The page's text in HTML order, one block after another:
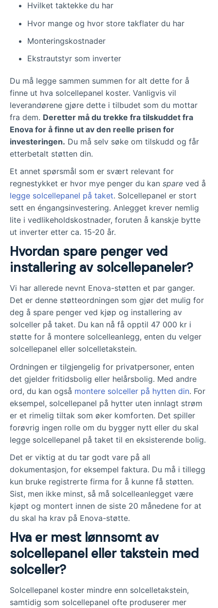
Hvilket taktekke du har
Hvor mange og hvor store takflater du har
Monteringskostnader
Ekstrautstyr som inverter
Du må legge sammen summen for alt dette for å
finne ut hva solcellepanel koster. Vanligvis vil
leverandørene gjøre dette i tilbudet som du mottar
fra dem. Deretter må du trekke fra tilskuddet fra
Enova for å finne ut av den reelle prisen for
investeringen. Du må selv søke om tilskudd og får
etterbetalt støtten din.
Et annet spørsmål som er svært relevant for
regnestykket er hvor mye penger du kan spare ved å
legge solcellepanel på taket. Solcellepanel er stort
sett en éngangsinvestering. Anlegget krever nemlig
lite i vedlikeholdskostnader, foruten å kanskje bytte
ut inverter etter ca. 15-20 år.
Hvordan spare penger ved
installering av solcellepaneler?
Vi har allerede nevnt Enova-støtten et par ganger.
Det er denne støtteordningen som gjør det mulig for
deg å spare penger ved kjøp og installering av
solceller på taket. Du kan nå få opptil 47 000 kr i
støtte for å montere solcelleanlegg, enten du velger
solcellepanel eller solcelletakstein.
Ordningen er tilgjengelig for privatpersoner, enten
det gjelder fritidsbolig eller helårsbolig. Med andre
ord, du kan også montere solceller på hytten din. For
eksempel, solcellepanel på hytter uten innlagt strøm
er et rimelig tiltak som øker komforten. Det spiller
forøvrig ingen rolle om du bygger nytt eller du skal
legge solcellepanel på taket til en eksisterende bolig.
Det er viktig at du tar godt vare på all
dokumentasjon, for eksempel faktura. Du må i tillegg
kun bruke registrerte firma for å kunne få støtten.
Sist, men ikke minst, så må solcelleanlegget være
kjøpt og montert innen de siste 20 månedene for at
du skal ha krav på Enova-støtte.
Hva er mest lønnsomt av
solcellepanel eller takstein med
solceller?
Solcellepanel koster mindre enn solcelletakstein,
samtidig som solcellepanel ofte produserer mer